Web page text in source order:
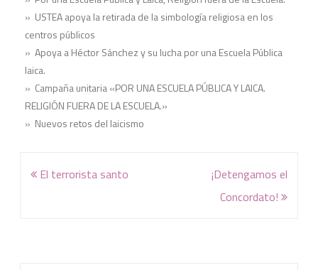
» USTEA apoya la retirada de la simbología religiosa en los
centros públicos
» Apoya a Héctor Sánchez y su lucha por una Escuela Pública
laica.
» Campaña unitaria «POR UNA ESCUELA PÚBLICA Y LAICA.
RELIGIÓN FUERA DE LA ESCUELA.»
» Nuevos retos del laicismo
Navegación
El terrorista santo
¡Detengamos el
Concordato!